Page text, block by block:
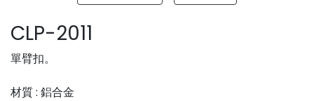
CLP-2011
單臂扣。
材質 : 鋁合金